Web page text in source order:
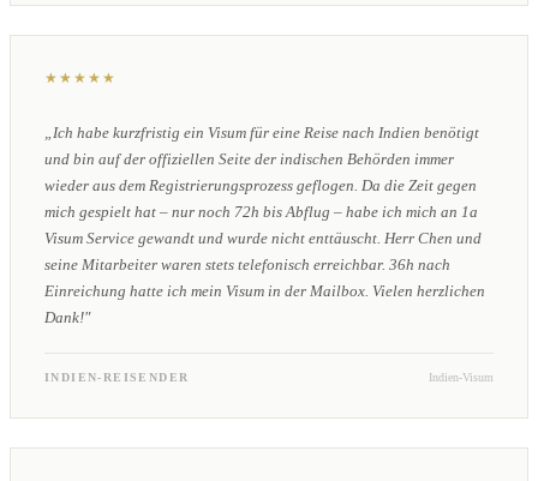
★★★★★
„Ich habe kurzfristig ein Visum für eine Reise nach Indien benötigt
und bin auf der offiziellen Seite der indischen Behörden immer
wieder aus dem Registrierungsprozess geflogen. Da die Zeit gegen
mich gespielt hat – nur noch 72h bis Abflug – habe ich mich an 1a
Visum Service gewandt und wurde nicht enttäuscht. Herr Chen und
seine Mitarbeiter waren stets telefonisch erreichbar. 36h nach
Einreichung hatte ich mein Visum in der Mailbox. Vielen herzlichen
Dank!"
INDIEN-REISENDER Indien-Visum